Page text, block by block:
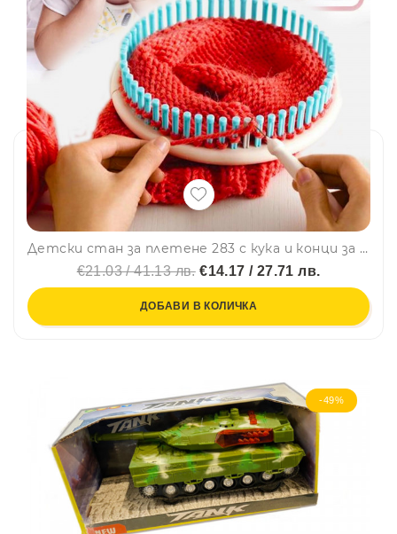
Детски стан за плетене 283 с кука и конци за плетене - BOW HEADBAND
€21.03 / 41.13 лв.€14.17 / 27.71 лв.
ДОБАВИ В КОЛИЧКА
-49%